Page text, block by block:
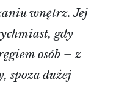
wnętrz. Jej
gdy
osób – z
spoza dużej